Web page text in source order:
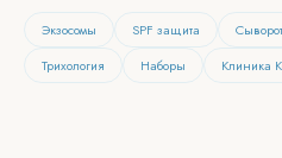
Экзосомы SPF защита
Трихология
Наборы Клиника